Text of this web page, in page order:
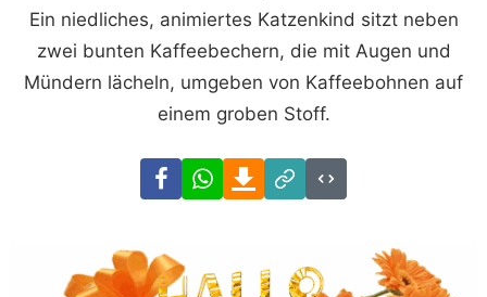
Ein niedliches, animiertes Katzenkind sitzt neben
zwei bunten Kaffeebechern, die mit Augen und
Mündern lächeln, umgeben von Kaffeebohnen auf
einem groben Stoff.
FacebookWhatsAppDownload
Link
Code